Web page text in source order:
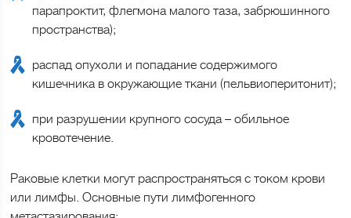
парапроктит, флегмона малого таза, забрюшинного
пространства);
распад опухоли и попадание содержимого
кишечника в окружающие ткани (пельвиоперитонит);
при разрушении крупного сосуда – обильное
кровотечение.
Раковые клетки могут распространяться с током крови
или лимфы. Основные пути лимфогенного